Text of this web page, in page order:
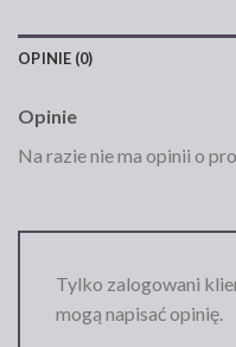
OPINIE (0)
Opinie
Na razie nie ma opinii o
Tylko zalogowani
mogą napisać opinię.